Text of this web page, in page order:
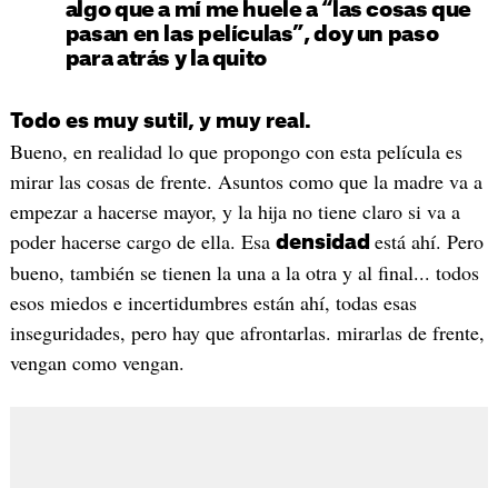
algo que a mí me huele a “las cosas que
pasan en las películas”, doy un paso
para atrás y la quito
Todo es muy sutil, y muy real.
Bueno, en realidad lo que propongo con esta película es
mirar las cosas de frente. Asuntos como que la madre va a
empezar a hacerse mayor, y la hija no tiene claro si va a
poder hacerse cargo de ella. Esa densidad está ahí. Pero
bueno, también se tienen la una a la otra y al final... todos
esos miedos e incertidumbres están ahí, todas esas
inseguridades, pero hay que afrontarlas. mirarlas de frente,
vengan como vengan.